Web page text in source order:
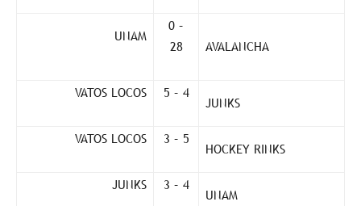
UNAM
0 –
28
AVALANCHA
VATOS LOCOS 5 – 4
JUNKS
VATOS LOCOS 3 – 5
HOCKEY RINKS
JUNKS 3 – 4
UNAM